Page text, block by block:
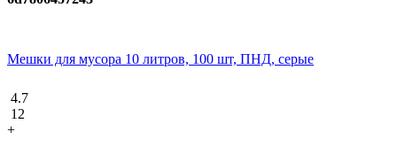
Мешки для мусора 10 литров, 100 шт, ПНД, серые
4.7
12
+